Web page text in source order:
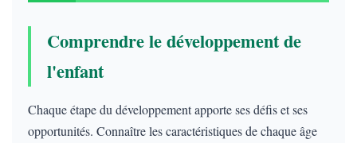
Comprendre le développement de
l'enfant
Chaque étape du développement apporte ses défis et ses
opportunités. Connaître les caractéristiques de chaque âge